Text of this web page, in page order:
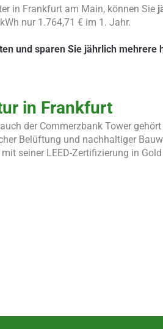
in Frankfurt am Main, können Sie
nur 1.764,71 € im 1. Jahr.
und sparen Sie jährlich mehrere
in Frankfurt
der Commerzbank Tower
Belüftung und nachhaltiger
seiner LEED-Zertifizierung in